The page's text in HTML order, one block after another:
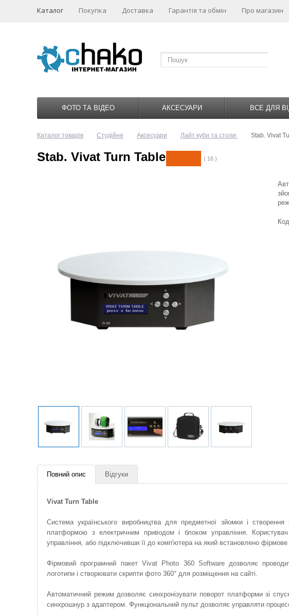
Каталог Покупка Доставка Гарантія та обмін Про магазин
ФОТО ТА ВІДЕО АКСЕСУАРИ ВСЕ ДЛЯ
Каталог товарів Студійне Аксесуари Лайт куби та столи Stab. Vivat
Stab. Vivat Turn Table ( 16 )
Повний опис Відгуки
Vivat Turn Table
Система українського виробництва для предметної зйомки і
платформою з електричним приводом і блоком управління.
управління, або підключивши її до комп'ютера на який встановлено
Фірмовий програмний пакет Vivat Photo 360 Software дозволяє
логотипи і створювати скрипти фото 360° для розміщення на сайті.
Автоматичний режим дозволяє синхронізувати поворот платформи зі
синхрошнур з адаптером. Функціональний пульт дозволяє управляти